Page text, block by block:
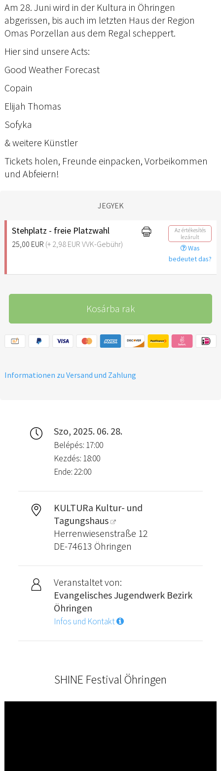
Am 28. Juni wird in der Kultura in Öhringen
abgerissen, bis auch im letzten Haus der Region
Omas Porzellan aus dem Regal scheppert.
Hier sind unsere Acts:
Good Weather Forecast
Copain
Elijah Thomas
Sofyka
& weitere Künstler
Tickets holen, Freunde einpacken, Vorbeikommen
und Abfeiern!
JEGYEK
Stehplatz - freie Platzwahl
25,00 EUR (+ 2,98 EUR VVK-Gebühr)
Az értékesítés
lezárult
Was
bedeutet das?
Kosárba rak
Informationen zu Versand und Zahlung
Szo, 2025. 06. 28.
Belépés: 17:00
Kezdés: 18:00
Ende: 22:00
KULTURa Kultur- und
Tagungshaus
Herrenwiesenstraße 12
DE-74613 Öhringen
Veranstaltet von:
Evangelisches Jugendwerk Bezirk
Öhringen
Infos und Kontakt
SHINE Festival Öhringen